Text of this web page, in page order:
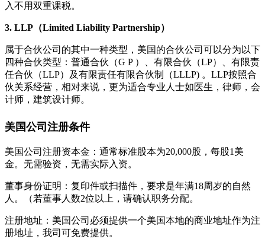
入不用双重课税。
3. LLP（Limited Liability Partnership）
属于合伙公司的其中一种类型，美国的合伙公司可以分为以下
四种合伙类型：普通合伙（G P ）、有限合伙（LP）、有限责
任合伙（LLP）及有限责任有限合伙制（LLLP) 。LLP按照合
伙关系经营，相对来说，更为适合专业人士如医生，律师，会
计师，建筑设计师。
美国公司注册条件
美国公司注册资本金：通常标准股本为20,000股，每股1美
金。无需验资，无需实际入资。
董事身份证明：复印件或扫描件，要求是年满18周岁的自然
人。（若董事人数2位以上，请确认职务分配。
注册地址：美国公司必须提供一个美国本地的商业地址作为注
册地址，我司可免费提供。